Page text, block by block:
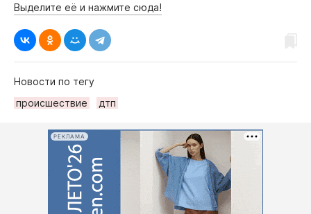
Выделите её и нажмите сюда!
Новости по тегу
происшествие
дтп
РЕКЛАМА